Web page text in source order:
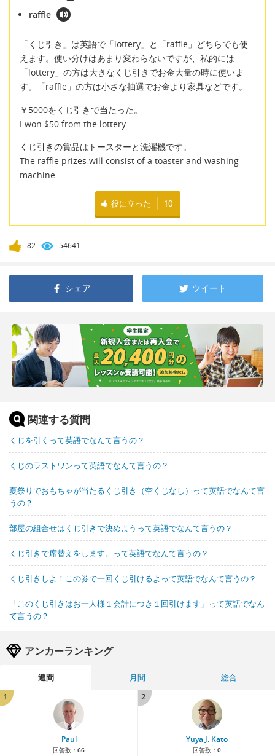
raffle
「くじ引き」は英語で「lottery」と「raffle」どちらでも使
えます。使い分けはあまり変わらないですが、私的には
「lottery」の方は大きなくじ引きでお金大量の時に使いま
す。「raffle」の方は小さな抽選でお金より家具などです。
￥5000をくじ引きで当たった。
I won $50 from the lottery.
くじ引きの賞品はトースターと洗濯機です。
The raffle prizes will consist of a toaster and washing
machine.
役に立った 10
82 54641
シェア ツイート
関連する質問
くじを引くって英語でなんて言うの？
くじのラストワンって英語でなんて言うの？
夏祭りでおもちゃが当たるくじ引き（空くじなし）って英語でなんて言
うの？
部屋の組合せはくじ引きで決めようって英語でなんて言うの？
くじ引きで席替えをします。って英語でなんて言うの？
くじ引きしよ！この券で一回くじ引けるよって英語でなんて言うの？
「このくじ引きはお一人様１会計につき１回引けます」って英語でなん
て言うの？
アンカーランキング
週間 月間
総合
1
Paul
回答数： 66
2
Yuya J. Kato
回答数： 0